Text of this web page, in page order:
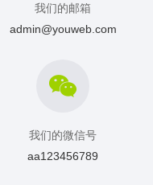
我们的邮箱
admin@youweb.com
我们的微信号
aa123456789